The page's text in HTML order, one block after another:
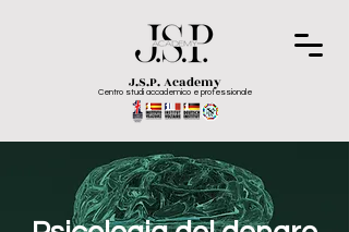
J.S.P. Academy
Centro studi accademico e professionale